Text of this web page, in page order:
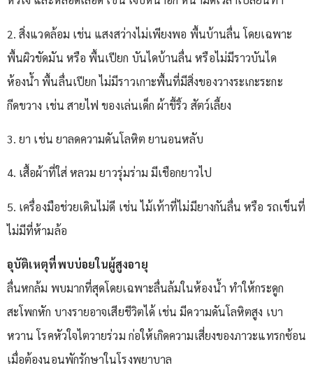
2. สิ่งแวดล้อม เช่น แสงสว่างไม่เพียงพอ พื้นบ้านลื่น โดยเฉพาะ
พื้นผิวขัดมัน หรือ พื้นเปียก บันไดบ้านลื่น หรือไม่มีราวบันได
ห้องน้ำ พื้นลื่นเปียก ไม่มีราวเกาะพื้นที่มีสิ่งของวางระเกะระกะ
กีดขวาง เช่น สายไฟ ของเล่นเด็ก ผ้าขี้ริ้ว สัตว์เลี้ยง
3. ยา เช่น ยาลดความดันโลหิต ยานอนหลับ
4. เสื้อผ้าที่ใส่ หลวม ยาวรุ่มร่าม มีเชือกยาวไป
5. เครื่องมือช่วยเดินไม่ดี เช่น ไม้เท้าที่ไม่มียางกันลื่น หรือ รถเข็นที่
ไม่มีที่ห้ามล้อ
อุบัติเหตุที่พบบ่อยในผู้สูงอายุ
ลื่นหกล้ม พบมากที่สุดโดยเฉพาะลื่นล้มในห้องน้ำ ทำให้กระดูก
สะโพกหัก บางรายอาจเสียชีวิตได้ เช่น มีความดันโลหิตสูง เบา
หวาน โรคหัวใจไตวายร่วม ก่อให้เกิดความเสี่ยงของภาวะแทรกซ้อน
เมื่อต้องนอนพักรักษาในโรงพยาบาล